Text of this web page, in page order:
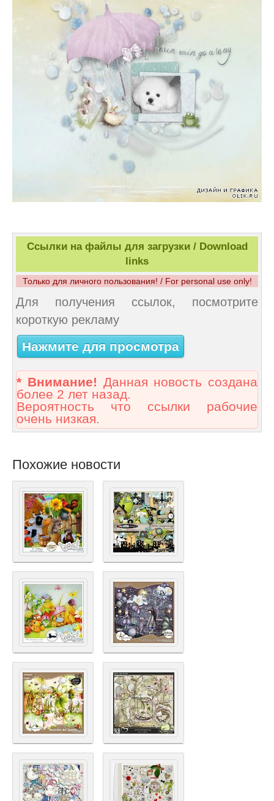
Ссылки на файлы для загрузки / Download
links
Только для личного пользования! / For personal use only!
Для получения ссылок, посмотрите
короткую рекламу
Нажмите для просмотра
* Внимание! Данная новость создана
более 2 лет назад.
Вероятность что ссылки рабочие
очень низкая.
Похожие новости